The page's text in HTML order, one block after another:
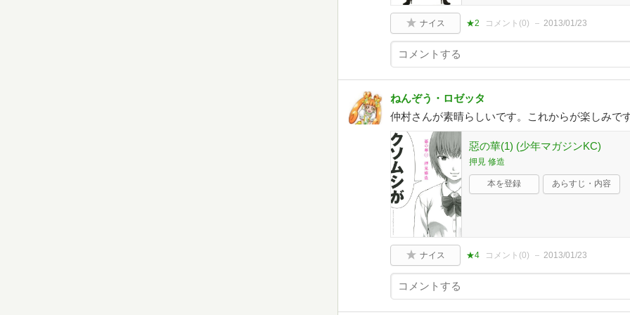
ナイス ★2 コメント(0) 2013/01/23
ねんぞう・ロゼッタ
仲村さんが素晴らしいです。これからが楽しみで
惡の華(1) (少年マガジンKC)
押見 修造
本を登録 あらすじ・内容
ナイス ★4 コメント(0) 2013/01/23